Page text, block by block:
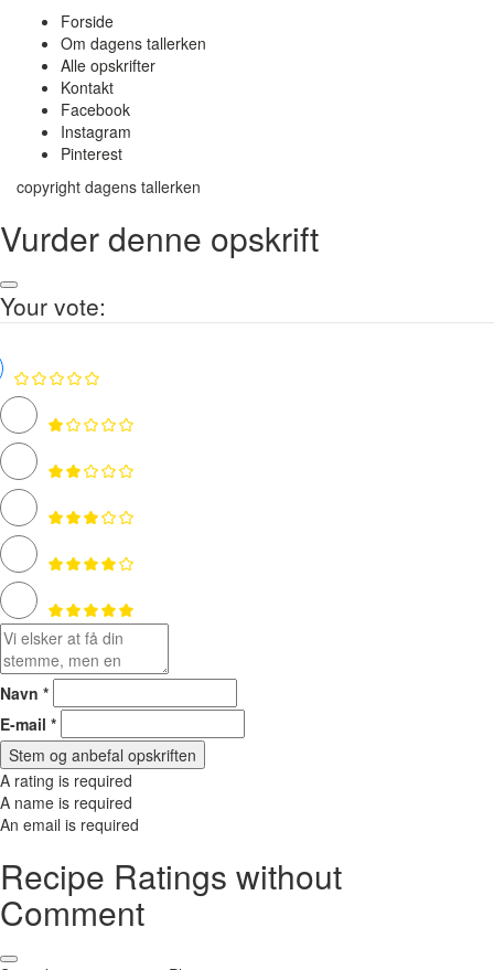
Forside
Om dagens tallerken
Alle opskrifter
Kontakt
Facebook
Instagram
Pinterest
copyright dagens tallerken
Vurder denne opskrift
Your vote:
Navn *
E-mail *
Stem og anbefal opskriften
A rating is required
A name is required
An email is required
Recipe Ratings without
Comment